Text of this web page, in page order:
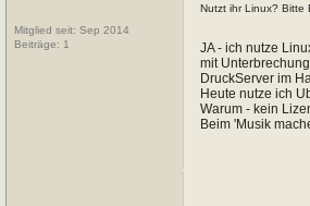
Mitglied seit: Sep 2014
Beiträge: 1
Nutzt ihr Linux? Bitte
JA - ich nutze
mit
DruckServer im
Heute nutze ich
Warum - kein
Beim 'Musik